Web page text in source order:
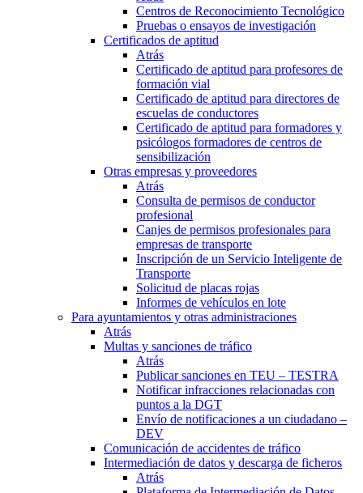
Centros de Reconocimiento Tecnológico
Pruebas o ensayos de investigación
Certificados de aptitud
Atrás
Certificado de aptitud para profesores de
formación vial
Certificado de aptitud para directores de
escuelas de conductores
Certificado de aptitud para formadores y
psicólogos formadores de centros de
sensibilización
Otras empresas y proveedores
Atrás
Consulta de permisos de conductor
profesional
Canjes de permisos profesionales para
empresas de transporte
Inscripción de un Servicio Inteligente de
Transporte
Solicitud de placas rojas
Informes de vehículos en lote
Para ayuntamientos y otras administraciones
Atrás
Multas y sanciones de tráfico
Atrás
Publicar sanciones en TEU – TESTRA
Notificar infracciones relacionadas con
puntos a la DGT
Envío de notificaciones a un ciudadano –
DEV
Comunicación de accidentes de tráfico
Intermediación de datos y descarga de ficheros
Atrás